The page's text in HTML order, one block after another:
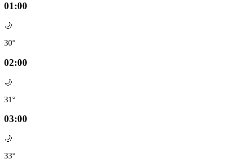
01:00
🌙
30°
02:00
🌙
31°
03:00
🌙
33°